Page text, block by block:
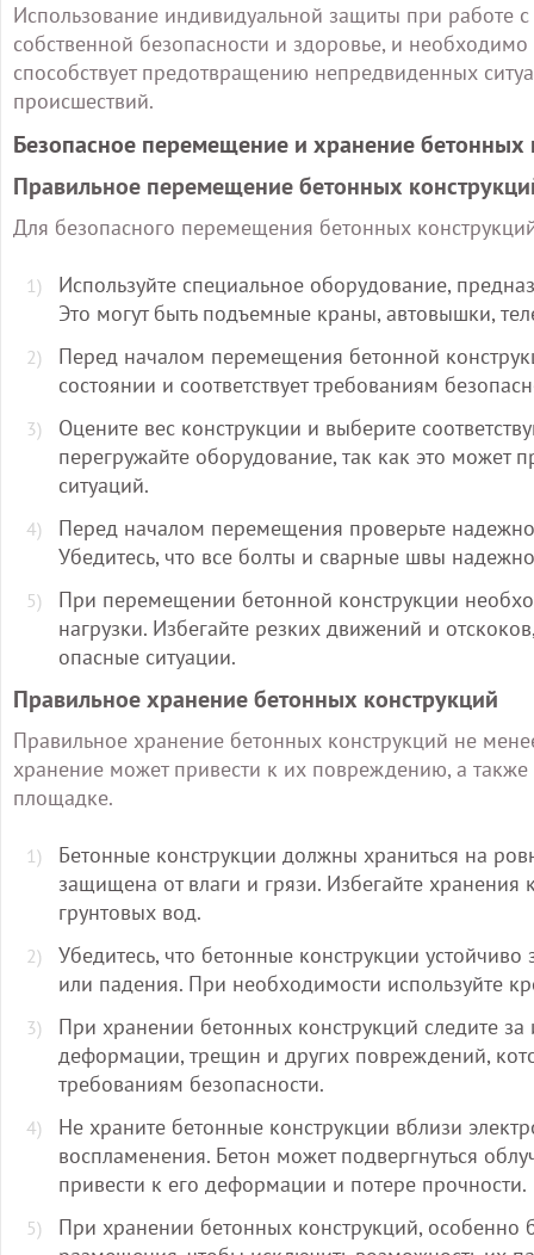
Использование индивидуальной защиты при работе
собственной безопасности и здоровье, и
способствует предотвращению непредвиденных
происшествий.
Безопасное перемещение и хранение бетонных
Правильное перемещение бетонных
Для безопасного перемещения бетонных
Используйте специальное оборудование,
Это могут быть подъемные краны, автовышки,
Перед началом перемещения бетонной
состоянии и соответствует требованиям
Оцените вес конструкции и выберите
перегружайте оборудование, так как это
ситуаций.
Перед началом перемещения проверьте
Убедитесь, что все болты и сварные швы
При перемещении бетонной конструкции
нагрузки. Избегайте резких движений и
опасные ситуации.
Правильное хранение бетонных конструкций
Правильное хранение бетонных конструкций не
хранение может привести к их повреждению, а также
площадке.
Бетонные конструкции должны храниться на
защищена от влаги и грязи. Избегайте
грунтовых вод.
Убедитесь, что бетонные конструкции
или падения. При необходимости используйте
При хранении бетонных конструкций следите
деформации, трещин и других повреждений,
требованиям безопасности.
Не храните бетонные конструкции вблизи
воспламенения. Бетон может подвергнуться
привести к его деформации и потере прочности.
При хранении бетонных конструкций,